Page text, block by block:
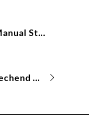
Corporate Design Manual Stadtwerke Duisburg – alle Regeln zum richtigen Umgang mit Gestaltungsrichtlinien in einem Handbuch
Informativ und ansprechend gestaltet – Veranstaltungsflyer zur Lehrgangsreihe Quinwalo der Duisburger Schifferbörse